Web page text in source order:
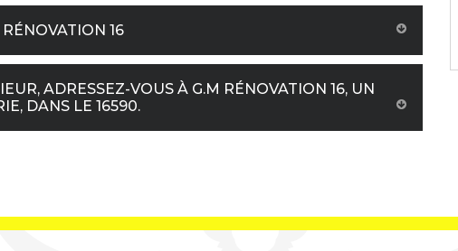
16
ADRESSEZ-VOUS À G.M RÉNOVATION 16, UN
DANS LE 16590.